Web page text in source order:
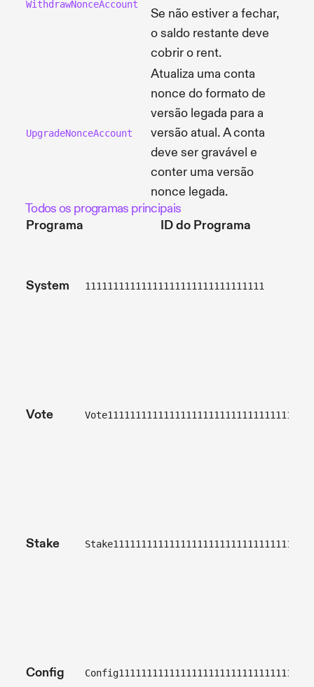
WithdrawNonceAccount
Se não estiver a fechar,
o saldo restante deve
cobrir o rent.
UpgradeNonceAccount
Atualiza uma conta
nonce do formato de
versão legada para a
versão atual. A conta
deve ser gravável e
conter uma versão
nonce legada.
Todos os programas principais
Programa
ID do Programa
System 11111111111111111111111111111111
Vote
Stake
Config